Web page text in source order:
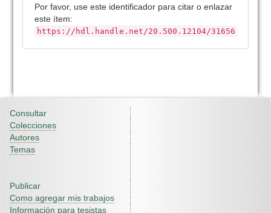
Por favor, use este identificador para citar o enlazar
este ítem:
https://hdl.handle.net/20.500.12104/31656
Consultar
Colecciones
Autores
Temas
Publicar
Como agregar mis trabajos
Información para tesistas